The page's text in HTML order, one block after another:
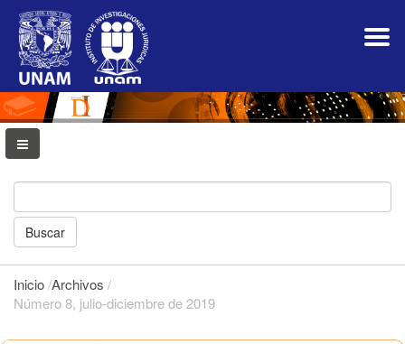
Navegación
principal
Contenido
principal
Barra
lateral
Buscar
Inicio/Archivos /
Número 8, julio-diciembre de 2019